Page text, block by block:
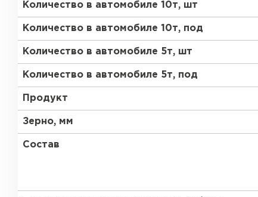
Количество в автомобиле 10т, шт
Количество в автомобиле 10т, под
Количество в автомобиле 5т, шт
Количество в автомобиле 5т, под
Продукт
Зерно, мм
Состав